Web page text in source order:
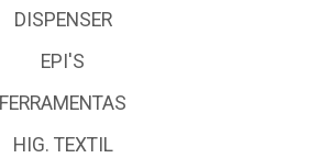
DISPENSER
EPI'S
FERRAMENTAS
HIG. TEXTIL